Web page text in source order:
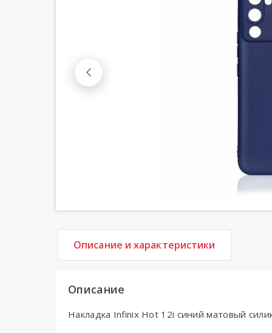
Описание и характеристики
Описание
Накладка Infinix Hot 12i синий матовый